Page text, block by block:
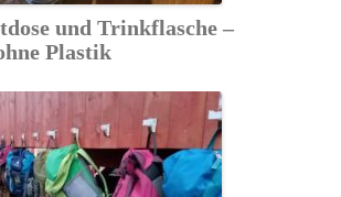
und Trinkflasche –
Plastik